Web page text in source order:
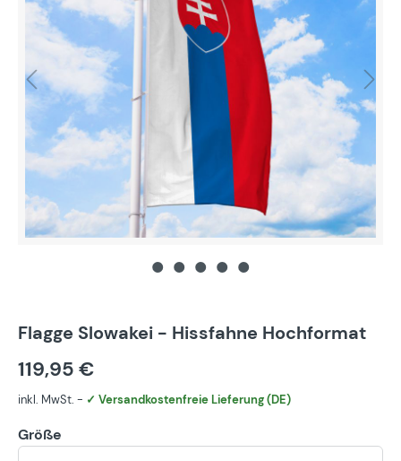
Flagge Slowakei - Hissfahne Hochformat
119,95 €
inkl. MwSt. - ✓ Versandkostenfreie Lieferung (DE)
Größe